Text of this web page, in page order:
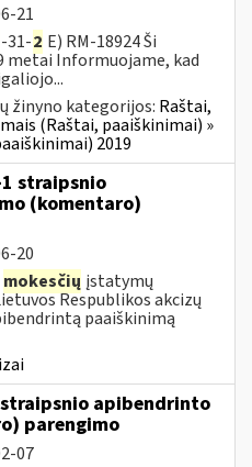
21
-31-2 E) RM-18924 Ši
metai Informuojame, kad
žinyno kategorijos: Raštai,
(Raštai, paaiškinimai) »
2019
straipsnio
(komentaro)
20
mokesčių įstatymų
Respublikos akcizų
paaiškinimą
apibendrinto
parengimo
07